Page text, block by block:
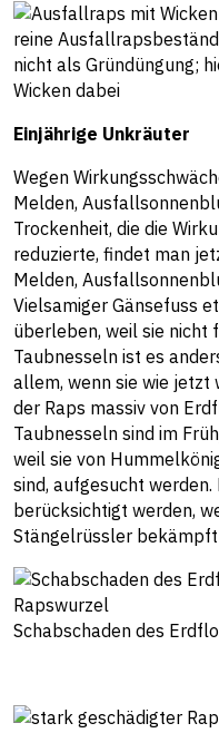
reine
nicht als Gründüngung;
Wicken dabei
Einjährige Unkräuter
Wegen
Melden,
Trockenheit, die die
reduzierte, findet man
Melden,
Vielsamiger Gänsefuss
überleben, weil sie nicht
Taubnesseln ist es
allem, wenn sie wie jetzt
der Raps massiv von
Taubnesseln sind im
weil sie von
sind, aufgesucht
berücksichtigt werden,
Stängelrüssler bekämpft
Schabschaden des